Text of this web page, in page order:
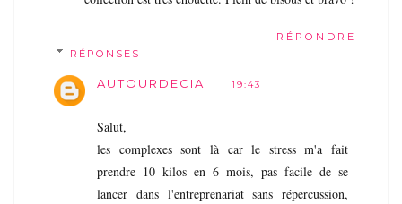
RÉPONDRE
RÉPONSES
AUTOURDECIA 19:43
Salut,
les complexes sont là car le stress m'a fait
prendre 10 kilos en 6 mois, pas facile de se
lancer dans l'entreprenariat sans répercussion,